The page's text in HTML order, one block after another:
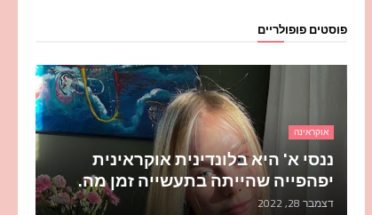
פוסטים פופולריים
אוקראינה
ננסי א' היא בלונדינית אוקראינית
יפהפייה שהייתה בתעשייה זמן מה.
דצמבר 28, 2022